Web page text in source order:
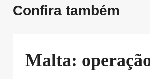
Confira também
Malta: